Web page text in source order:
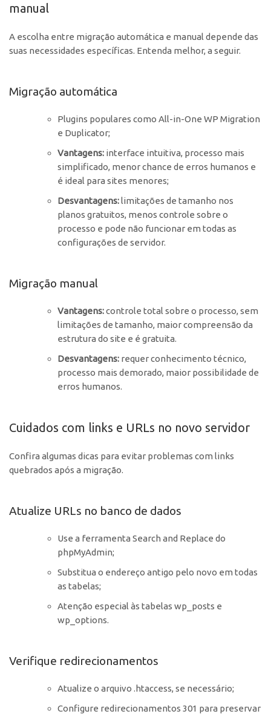
manual
A escolha entre migração automática e manual depende das
suas necessidades específicas. Entenda melhor, a seguir.
Migração automática
Plugins populares como All-in-One WP Migration
e Duplicator;
Vantagens: interface intuitiva, processo mais
simplificado, menor chance de erros humanos e
é ideal para sites menores;
Desvantagens: limitações de tamanho nos
planos gratuitos, menos controle sobre o
processo e pode não funcionar em todas as
configurações de servidor.
Migração manual
Vantagens:controle total sobre o processo, sem
limitações de tamanho, maior compreensão da
estrutura do site e é gratuita.
Desvantagens: requer conhecimento técnico,
processo mais demorado, maior possibilidade de
erros humanos.
Cuidados com links e URLs no novo servidor
Confira algumas dicas para evitar problemas com links
quebrados após a migração.
Atualize URLs no banco de dados
Use a ferramenta Search and Replace do
phpMyAdmin;
Substitua o endereço antigo pelo novo em todas
as tabelas;
Atenção especial às tabelas wp_posts e
wp_options.
Verifique redirecionamentos
Atualize o arquivo .htaccess, se necessário;
Configure redirecionamentos 301 para preservar